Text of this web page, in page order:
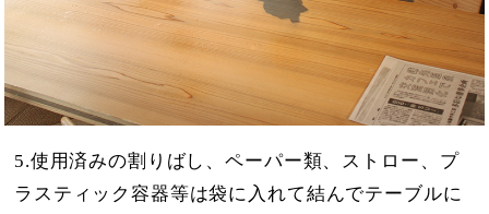
5.使用済みの割りばし、ペーパー類、ストロー、プ
ラスティック容器等は袋に入れて結んでテーブルに